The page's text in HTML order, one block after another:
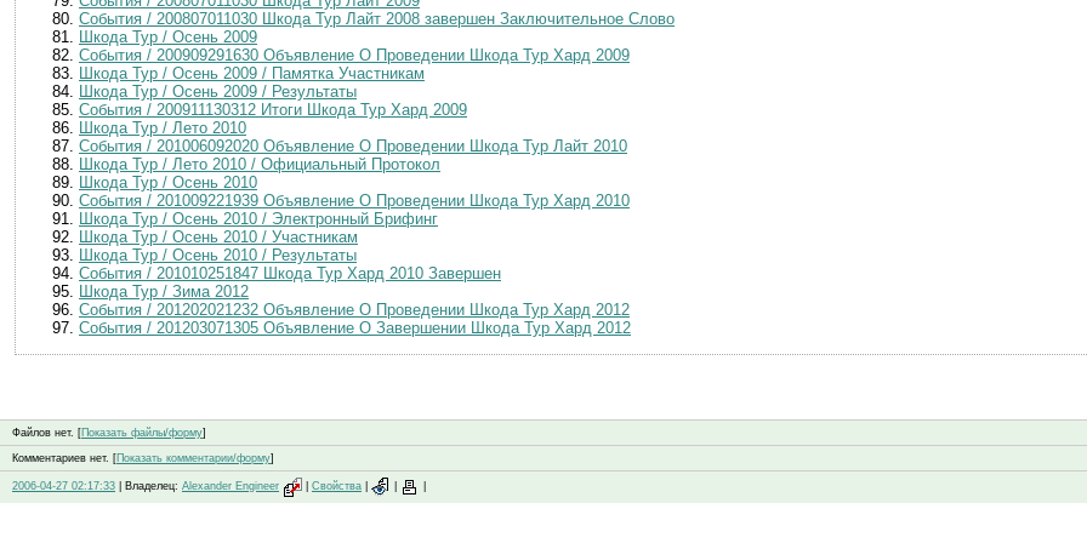
События / 200807011030 Шкода Тур Лайт 2008 завершен Заключительное Слово
Шкода Тур / Осень 2009
События / 200909291630 Объявление О Проведении Шкода Тур Хард 2009
Шкода Тур / Осень 2009 / Памятка Участникам
Шкода Тур / Осень 2009 / Результаты
События / 200911130312 Итоги Шкода Тур Хард 2009
Шкода Тур / Лето 2010
События / 201006092020 Объявление О Проведении Шкода Тур Лайт 2010
Шкода Тур / Лето 2010 / Официальный Протокол
Шкода Тур / Осень 2010
События / 201009221939 Объявление О Проведении Шкода Тур Хард 2010
Шкода Тур / Осень 2010 / Электронный Брифинг
Шкода Тур / Осень 2010 / Участникам
Шкода Тур / Осень 2010 / Результаты
События / 201010251847 Шкода Тур Хард 2010 Завершен
Шкода Тур / Зима 2012
События / 201202021232 Объявление О Проведении Шкода Тур Хард 2012
События / 201203071305 Объявление О Завершении Шкода Тур Хард 2012
Файлов нет. [Показать файлы/форму]
Комментариев нет. [Показать комментарии/форму]
2006-04-27 02:17:33 | Владелец: Alexander Engineer Свойства